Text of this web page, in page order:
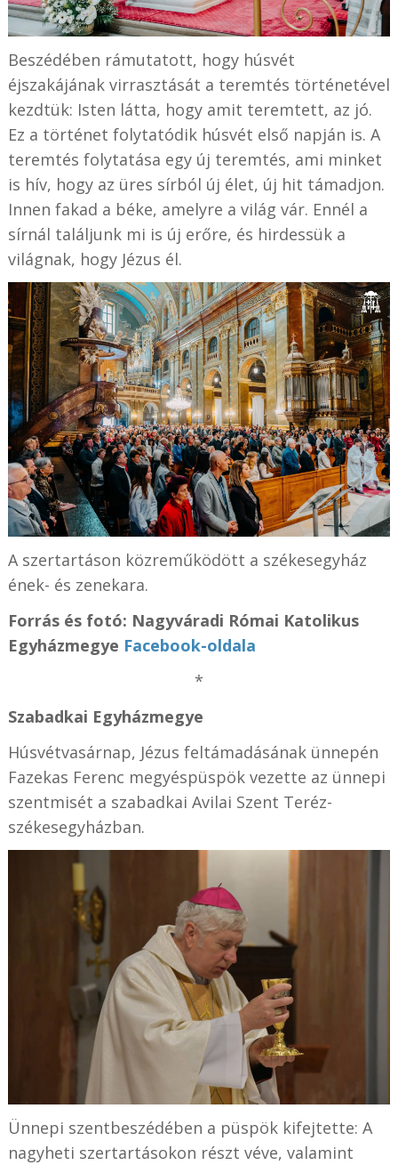
Beszédében rámutatott, hogy húsvét
éjszakájának virrasztását a teremtés történetével
kezdtük: Isten látta, hogy amit teremtett, az jó.
Ez a történet folytatódik húsvét első napján is. A
teremtés folytatása egy új teremtés, ami minket
is hív, hogy az üres sírból új élet, új hit támadjon.
Innen fakad a béke, amelyre a világ vár. Ennél a
sírnál találjunk mi is új erőre, és hirdessük a
világnak, hogy Jézus él.
A szertartáson közreműködött a székesegyház
ének- és zenekara.
Forrás és fotó: Nagyváradi Római Katolikus
Egyházmegye Facebook-oldala
*
Szabadkai Egyházmegye
Húsvétvasárnap, Jézus feltámadásának ünnepén
Fazekas Ferenc megyéspüspök vezette az ünnepi
szentmisét a szabadkai Avilai Szent Teréz-
székesegyházban.
Ünnepi szentbeszédében a püspök kifejtette: A
nagyheti szertartásokon részt véve, valamint